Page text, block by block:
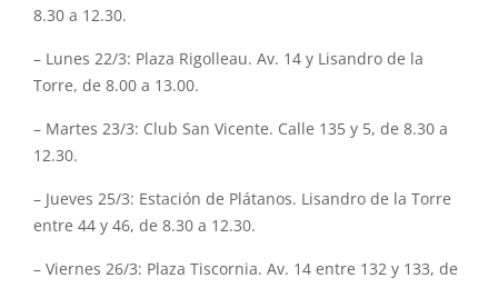
8.30 a 12.30.
– Lunes 22/3: Plaza Rigolleau. Av. 14 y Lisandro de la
Torre, de 8.00 a 13.00.
– Martes 23/3: Club San Vicente. Calle 135 y 5, de 8.30 a
12.30.
– Jueves 25/3: Estación de Plátanos. Lisandro de la Torre
entre 44 y 46, de 8.30 a 12.30.
– Viernes 26/3: Plaza Tiscornia. Av. 14 entre 132 y 133, de